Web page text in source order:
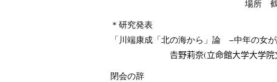
場所
＊研究発表
「川端康成「北の海から」論 −中年の女が
𠮷野莉奈(立命館大学大学院文学
閉会の辞